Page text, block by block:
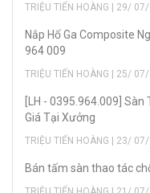
TRIỆU TIẾN HOÀNG | 29/
Nắp Hố Ga Composite
964 009
TRIỆU TIẾN HOÀNG | 25/
[LH - 0395.964.009] Sàn
Giá Tại Xưởng
TRIỆU TIẾN HOÀNG | 23/
Bán tấm sàn thao tác